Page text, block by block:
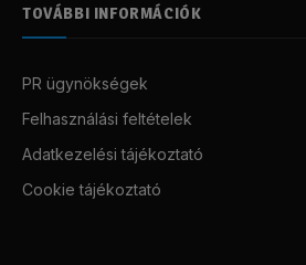
TOVÁBBI INFORMÁCIÓK
PR ügynökségek
Felhasználási feltételek
Adatkezelési tájékoztató
Cookie tájékoztató